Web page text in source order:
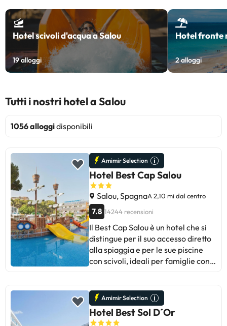
Hotel scivoli d'acqua a Salou
19alloggi
Hotel fronte
2alloggi
Tutti i nostri hotel a Salou
1056 alloggidisponibili
Amimir Selection
Hotel Best Cap Salou
Salou, SpagnaA 2,10 mi dal centro
7.8 14244 recensioni
Il Best Cap Salou è un hotel che si
distingue per il suo accesso diretto
alla spiaggia e per le sue piscine
con scivoli, ideali per famiglie con
personale, in particolare del team
di animazione. Tuttavia, alcuni
ospiti sottolineano che la pulizia
Amimir Selection
Hotel Best Sol D´Or